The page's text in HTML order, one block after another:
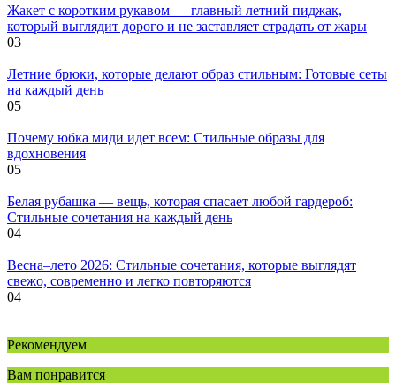
Жакет с коротким рукавом — главный летний пиджак,
который выглядит дорого и не заставляет страдать от жары
03
Летние брюки, которые делают образ стильным: Готовые сеты
на каждый день
05
Почему юбка миди идет всем: Стильные образы для
вдохновения
05
Белая рубашка — вещь, которая спасает любой гардероб:
Стильные сочетания на каждый день
04
Весна–лето 2026: Стильные сочетания, которые выглядят
свежо, современно и легко повторяются
04
Рекомендуем
Вам понравится